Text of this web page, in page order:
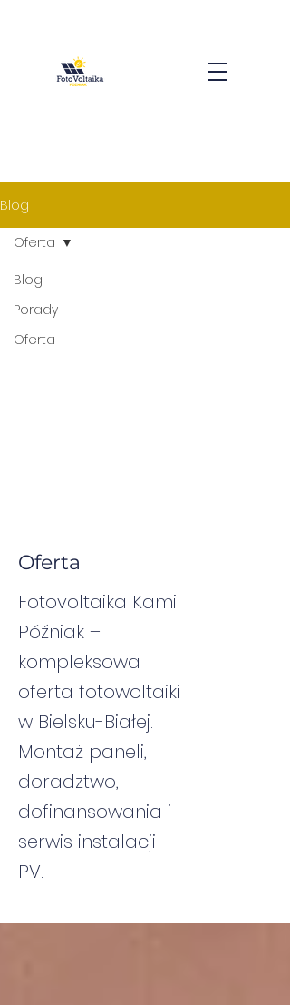
Blog
Blog
Porady
Oferta
Oferta
Oferta
Fotovoltaika Kamil
Późniak –
kompleksowa
oferta fotowoltaiki
w Bielsku-Białej.
Montaż paneli,
doradztwo,
dofinansowania i
serwis instalacji
PV.